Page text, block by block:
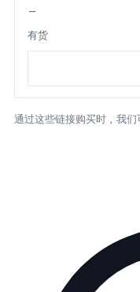
—
有货
通过这些链接购买时，我们